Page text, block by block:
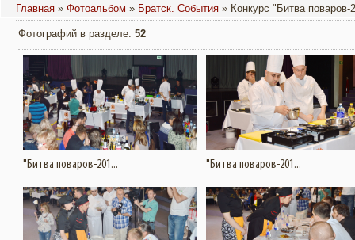
Главная » Фотоальбом » Братск. События » Конкурс "Битва
Фотографий в разделе: 52
Подробнее Увеличить
"Битва поваров-201...
Подробнее
"Битва поваров-201...
Подробнее Увеличить
Подробнее